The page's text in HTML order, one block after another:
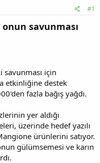
#1
savunması
için
etkinliğine destek
fazla bağış yağdı.
yer aldığı
üzerinde hedef yazılı
ürünlerini satıyor.
gülümsemesi ve karın